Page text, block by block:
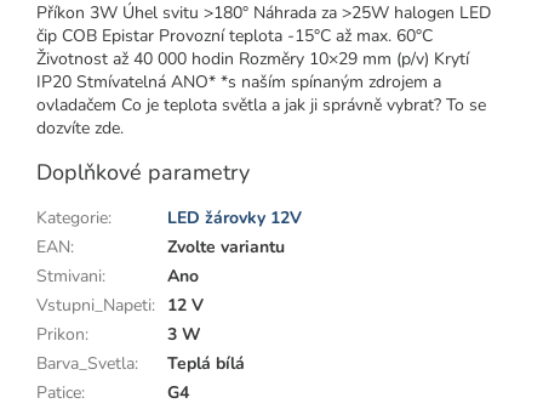
Příkon 3W Úhel svitu >180° Náhrada za >25W halogen LED
čip COB Epistar Provozní teplota -15°C až max. 60°C
Životnost až 40 000 hodin Rozměry 10×29 mm (p/v) Krytí
IP20 Stmívatelná ANO* *s naším spínaným zdrojem a
ovladačem Co je teplota světla a jak ji správně vybrat? To se
dozvíte zde.
Doplňkové parametry
Kategorie:
LED žárovky 12V
EAN:
Zvolte variantu
Stmivani:
Ano
Vstupni_Napeti: 12 V
Prikon:
3 W
Barva_Svetla:
Teplá bílá
Patice:
G4